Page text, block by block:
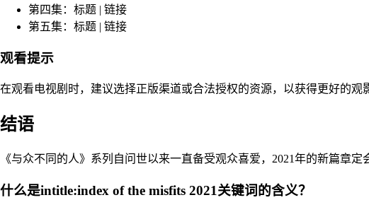
第四集：标题 | 链接
第五集：标题 | 链接
观看提示
在观看电视剧时，建议选择正版渠道或合法授权的资源，以获得更好的观
结语
《与众不同的人》系列自问世以来一直备受观众喜爱，2021年的新篇章
什么是intitle:index of the misfits 2021关键词的含义？